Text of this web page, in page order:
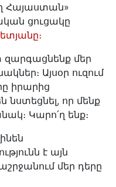
Հայաստան»
ցուցակը
մեր
Այսօր ուզում
իրարից
նստեցնել, որ մենք
Կարո՛ղ ենք։
է այն
մեր դերը